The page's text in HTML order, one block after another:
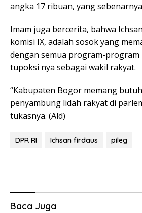
angka 17 ribuan, yang
Imam juga bercerita, bahwa
komisi IX, adalah sosok yang
dengan semua program-program
tupoksi nya sebagai wakil rakyat.
“Kabupaten Bogor memang
penyambung lidah rakyat di
tukasnya. (Ald)
DPR RI Ichsan firdaus pileg
Baca Juga